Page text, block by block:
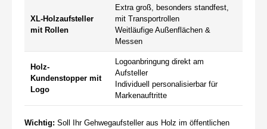
XL-Holzaufsteller
mit Rollen
Extra groß, besonders standfest,
mit Transportrollen
Weitläufige Außenflächen &
Messen
Holz-
Kundenstopper mit
Logo
Logoanbringung direkt am
Aufsteller
Individuell personalisierbar für
Markenauftritte
Wichtig: Soll Ihr Gehwegaufsteller aus Holz im öffentlichen